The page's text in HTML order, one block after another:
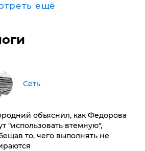
ещё
Сеть
объяснил, как Федорова
"использовать втемную",
то, чего выполнять не